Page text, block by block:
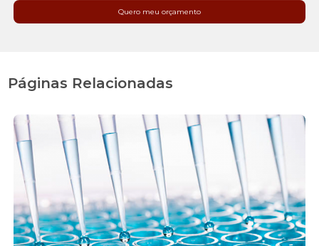
Quero meu orçamento
Páginas Relacionadas